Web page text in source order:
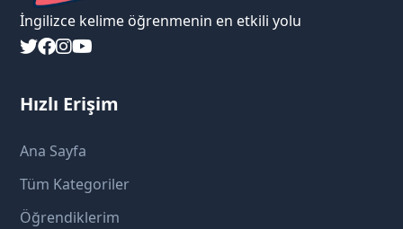
İngilizce kelime öğrenmenin en etkili yolu
Hızlı Erişim
Ana Sayfa
Tüm Kategoriler
Öğrendiklerim